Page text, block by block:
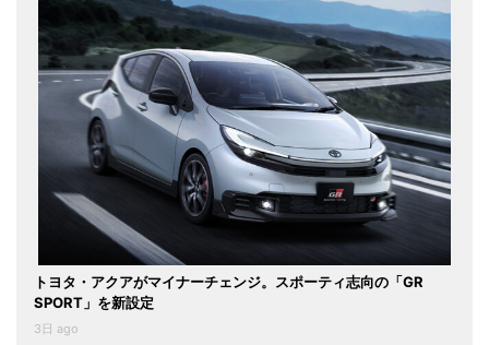
トヨタ・アクアがマイナーチェンジ。スポーティ志向の「GR
SPORT」を新設定
3日 ago